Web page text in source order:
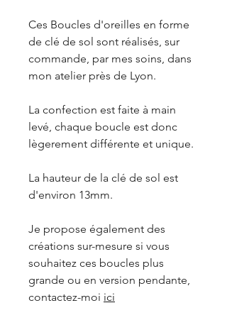
Ces Boucles d'oreilles en forme
de clé de sol sont réalisés, sur
commande, par mes soins, dans
mon atelier près de Lyon.
La confection est faite à main
levé, chaque boucle est donc
lègerement différente et unique.
La hauteur de la clé de sol est
d'environ 13mm.
Je propose également des
créations sur-mesure si vous
souhaitez ces boucles plus
grande ou en version pendante,
contactez-moi ici